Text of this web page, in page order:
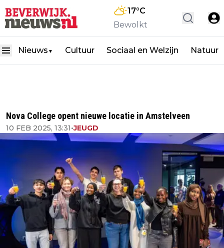
17°C
Bewolkt
Nieuws ▼ Cultuur Sociaal en Welzijn Natuur
Nova College opent nieuwe locatie in Amstelveen
10 FEB 2025, 13:31•JEUGD